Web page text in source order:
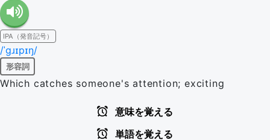
IPA（発音記号）
/ˈɡɹɪpɪŋ/
形容詞
Which catches someone's attention; exciting
意味を覚える
単語を覚える